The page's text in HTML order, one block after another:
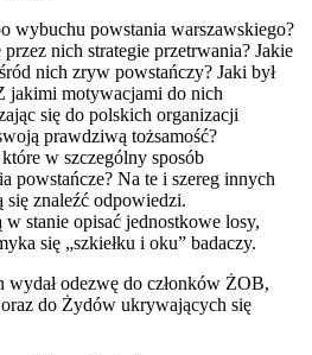
wybuchu powstania warszawskiego?
przez nich strategie przetrwania? Jakie
nich zryw powstańczy? Jaki był
jakimi motywacjami do nich
się do polskich organizacji
prawdziwą tożsamość?
w szczególny sposób
powstańcze? Na te i szereg innych
się znaleźć odpowiedzi.
stanie opisać jednostkowe losy,
się „szkiełku i oku” badaczy.
wydał odezwę do członków ŻOB,
do Żydów ukrywających się